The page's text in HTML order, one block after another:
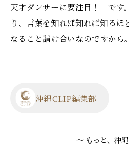
天才ダンサーに要注目！ です
り、言葉を知れば知れば知るほ
なること請け合いなのですから。
沖縄CLIP編集部
～ もっと、沖